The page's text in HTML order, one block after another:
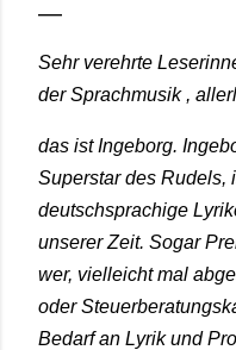
Sehr verehrte
der Sprachmusik ,
das ist Ingeborg.
Superstar des Rudels,
deutschsprachige
unserer Zeit. Sogar
wer, vielleicht mal
oder
Bedarf an Lyrik und